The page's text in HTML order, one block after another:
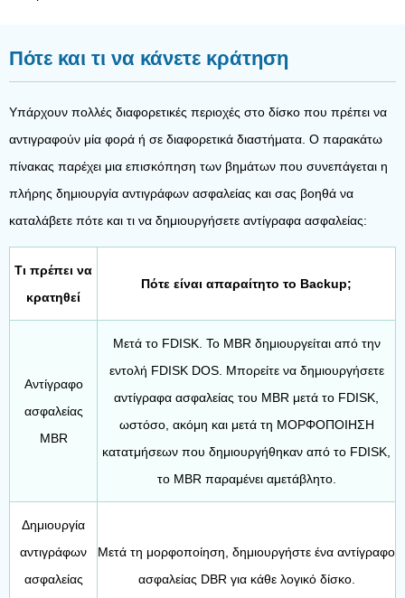
Πότε και τι να κάνετε κράτηση
Υπάρχουν πολλές διαφορετικές περιοχές στο δίσκο που πρέπει να
αντιγραφούν μία φορά ή σε διαφορετικά διαστήματα. Ο παρακάτω
πίνακας παρέχει μια επισκόπηση των βημάτων που συνεπάγεται η
πλήρης δημιουργία αντιγράφων ασφαλείας και σας βοηθά να
καταλάβετε πότε και τι να δημιουργήσετε αντίγραφα ασφαλείας:
Τι πρέπει να
κρατηθεί
Πότε είναι απαραίτητο το Backup;
Αντίγραφο
ασφαλείας
MBR
Μετά το FDISK. Το MBR δημιουργείται από την
εντολή FDISK DOS. Μπορείτε να δημιουργήσετε
αντίγραφα ασφαλείας του MBR μετά το FDISK,
ωστόσο, ακόμη και μετά τη ΜΟΡΦΟΠΟΙΗΣΗ
κατατμήσεων που δημιουργήθηκαν από το FDISK,
το MBR παραμένει αμετάβλητο.
Δημιουργία
αντιγράφων
ασφαλείας
Μετά τη μορφοποίηση, δημιουργήστε ένα αντίγραφο
ασφαλείας DBR για κάθε λογικό δίσκο.